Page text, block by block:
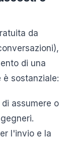
da
di una
è sostanziale:
assumere o
l'invio e la